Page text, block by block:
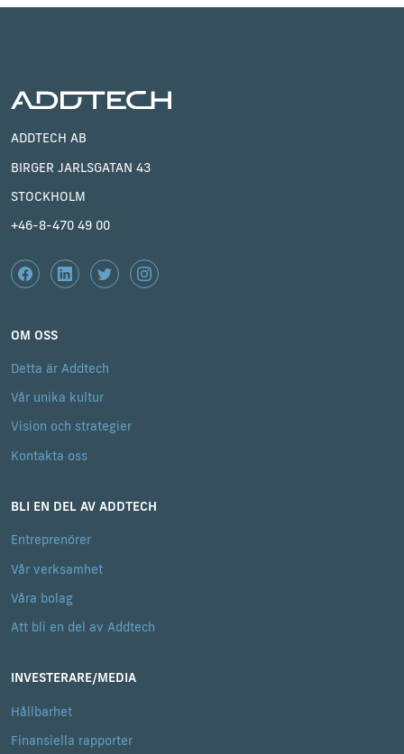
ADDTECH AB
BIRGER JARLSGATAN 43
STOCKHOLM
+46-8-470 49 00
OM OSS
Detta är Addtech
Vår unika kultur
Vision och strategier
Kontakta oss
BLI EN DEL AV ADDTECH
Entreprenörer
Vår verksamhet
Våra bolag
Att bli en del av Addtech
INVESTERARE/MEDIA
Hållbarhet
Finansiella rapporter